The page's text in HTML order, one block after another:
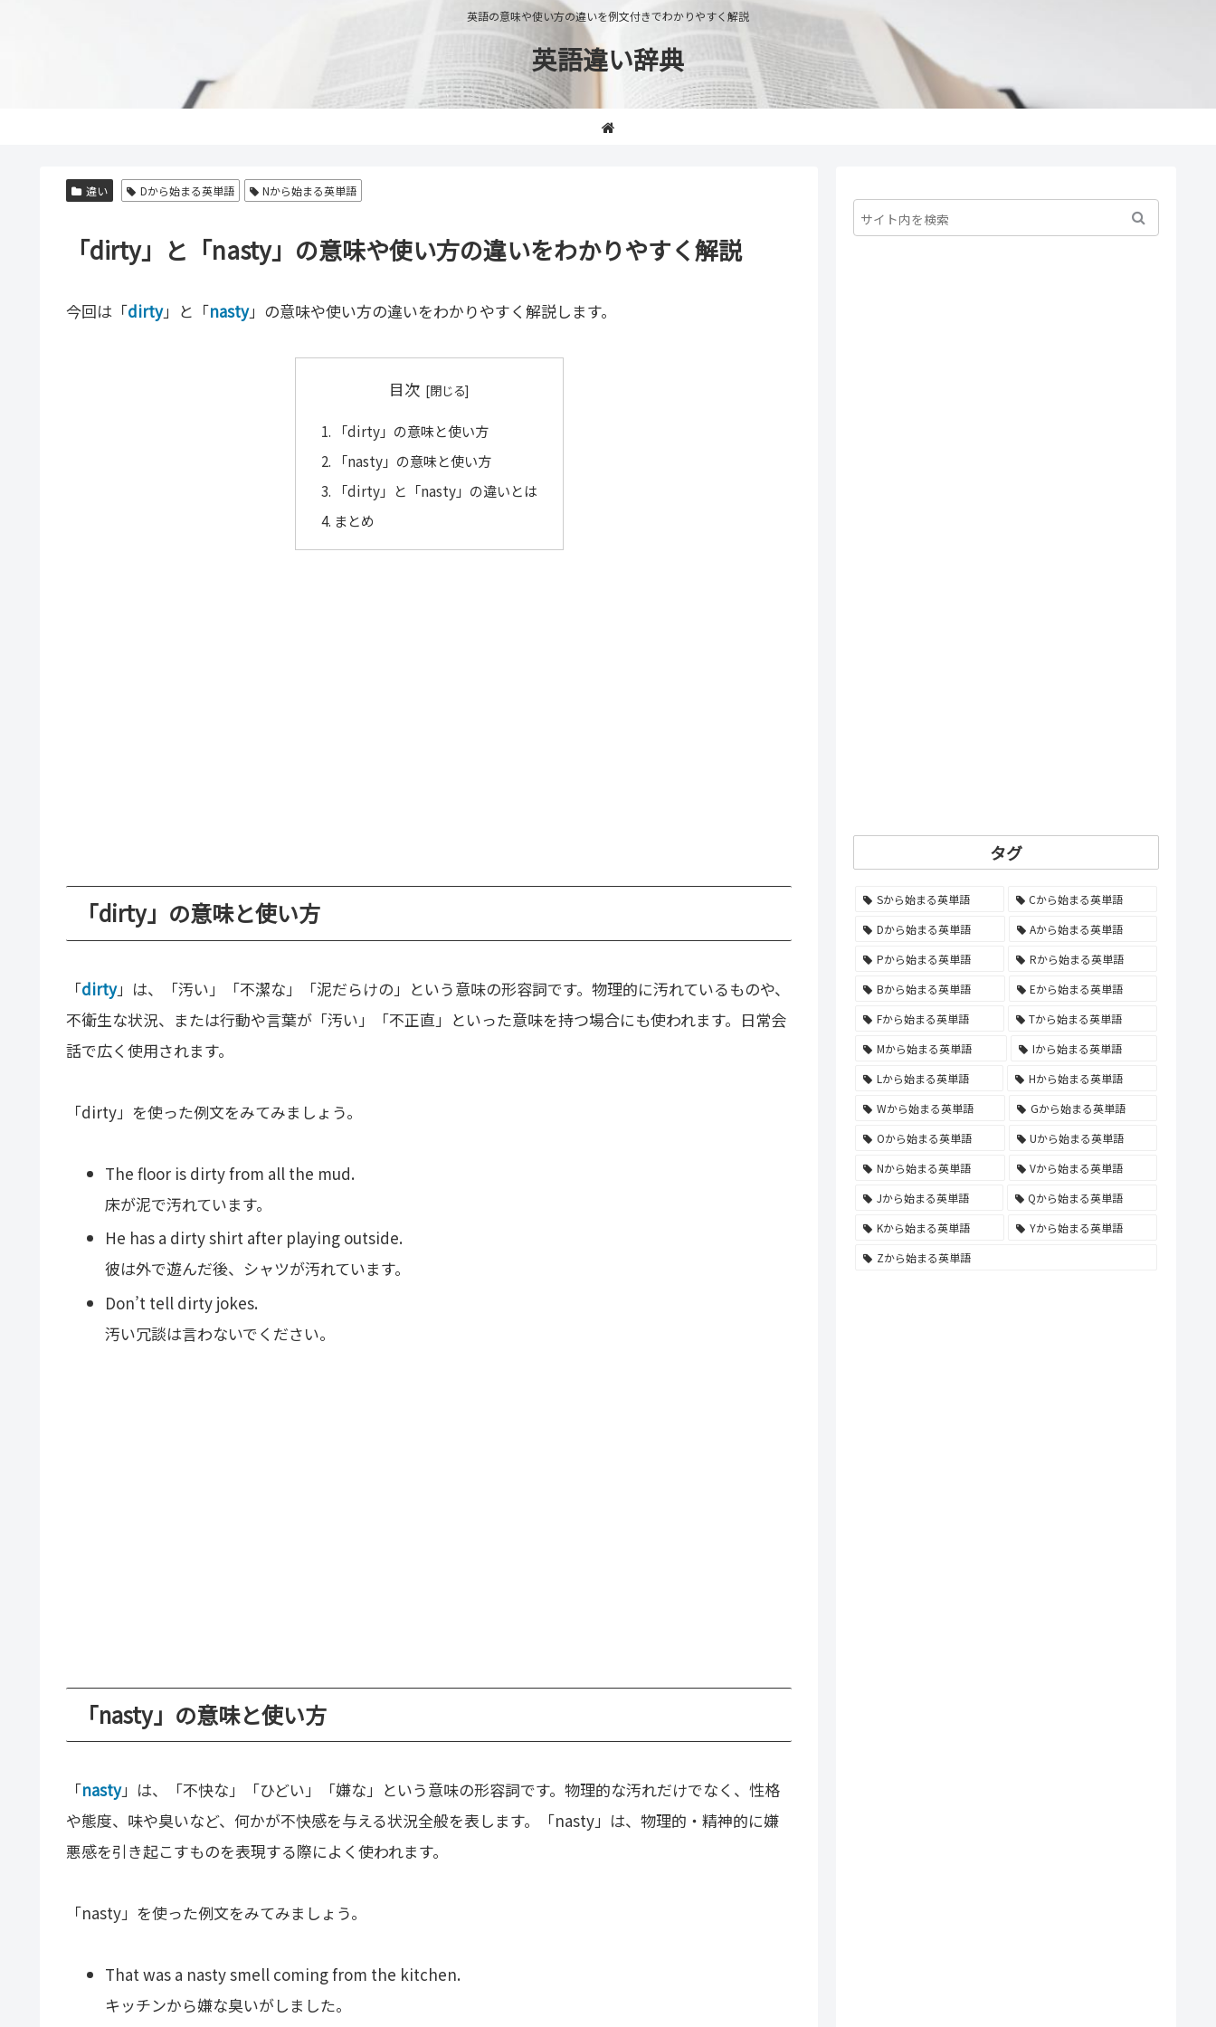
英語の意味や使い方の違いを例文付きでわかりやすく解説
英語違い辞典
違い Dから始まる英単語 Nから始まる英単語
「dirty」と「nasty」の意味や使い方の違いをわかりやすく解説
今回は「dirty」と「nasty」の意味や使い方の違いをわかりやすく解説します。
目次
「dirty」の意味と使い方
「nasty」の意味と使い方
「dirty」と「nasty」の違いとは
まとめ
「dirty」の意味と使い方
「dirty」は、「汚い」「不潔な」「泥だらけの」という意味の形容詞です。物理的に汚れているものや、
不衛生な状況、または行動や言葉が「汚い」「不正直」といった意味を持つ場合にも使われます。日常会
話で広く使用されます。
「dirty」を使った例文をみてみましょう。
The floor is dirty from all the mud.
床が泥で汚れています。
He has a dirty shirt after playing outside.
彼は外で遊んだ後、シャツが汚れています。
Don’t tell dirty jokes.
汚い冗談は言わないでください。
「nasty」の意味と使い方
「nasty」は、「不快な」「ひどい」「嫌な」という意味の形容詞です。物理的な汚れだけでなく、性格
や態度、味や臭いなど、何かが不快感を与える状況全般を表します。「nasty」は、物理的・精神的に嫌
悪感を引き起こすものを表現する際によく使われます。
「nasty」を使った例文をみてみましょう。
That was a nasty smell coming from the kitchen.
キッチンから嫌な臭いがしました。
タグ
Sから始まる英単語
Cから始まる英単語
Dから始まる英単語
Aから始まる英単語
Pから始まる英単語
Rから始まる英単語
Bから始まる英単語
Eから始まる英単語
Fから始まる英単語
Tから始まる英単語
Mから始まる英単語
Iから始まる英単語
Lから始まる英単語
Hから始まる英単語
Wから始まる英単語
Gから始まる英単語
Oから始まる英単語
Uから始まる英単語
Nから始まる英単語
Vから始まる英単語
Jから始まる英単語
Qから始まる英単語
Kから始まる英単語
Yから始まる英単語
Zから始まる英単語